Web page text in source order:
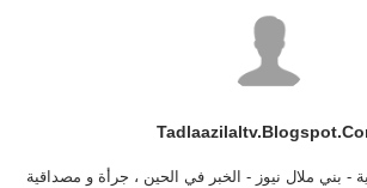
- بني ملال نيوز - الخبر في الحين ، جرأة و مصداقية